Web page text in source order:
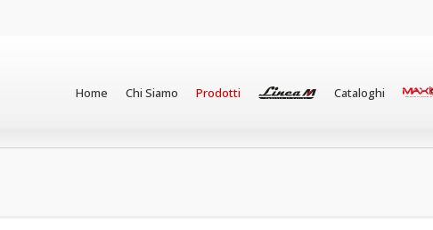
Home Chi Siamo Prodotti Cataloghi